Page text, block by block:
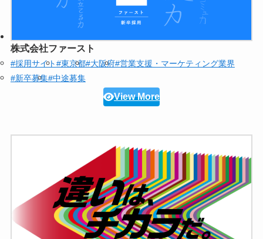
株式会社ファースト
#採用サイト#東京都#大阪府#営業支援・マーケティング業界
#新卒募集#中途募集
View More